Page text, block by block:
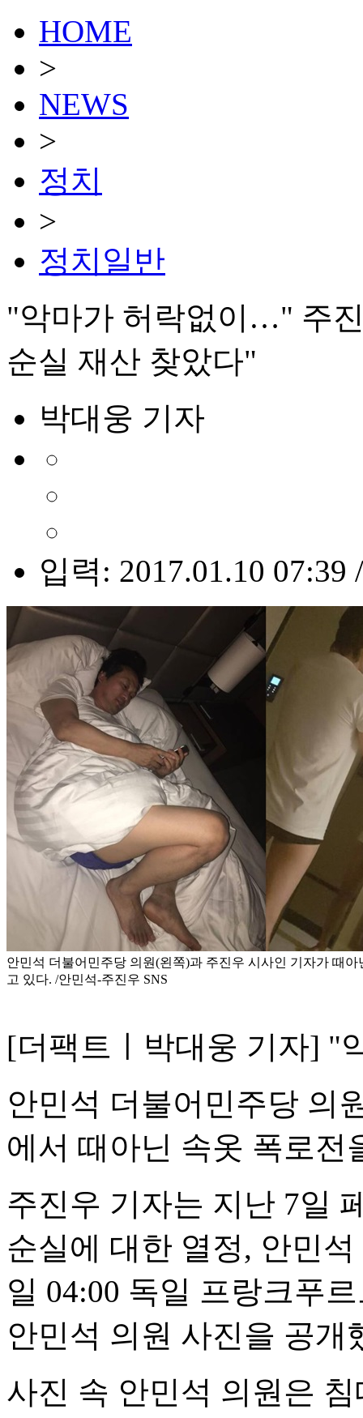
HOME
>
NEWS
>
정치
>
정치일반
"악마가 허락없이…" 주
순실 재산 찾았다"
박대웅 기자
입력: 2017.01.10 07:39
안민석 더불어민주당 의원(왼쪽)과 주진우 시사인 기자가 때
고 있다. /안민석-주진우 SNS
[더팩트ㅣ박대웅 기자] "
안민석 더불어민주당 의
에서 때아닌 속옷 폭로전
주진우 기자는 지난 7일
순실에 대한 열정, 안민
일 04:00 독일 프랑크푸
안민석 의원 사진을 공개
사진 속 안민석 의원은